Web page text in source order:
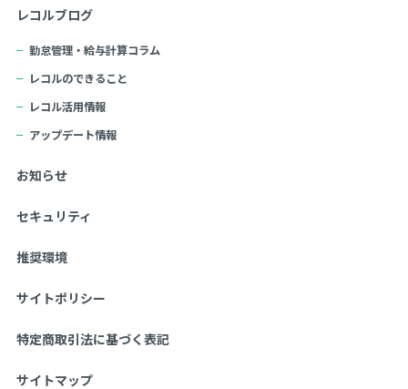
レコルブログ
勤怠管理・給与計算コラム
レコルのできること
レコル活用情報
アップデート情報
お知らせ
セキュリティ
推奨環境
サイトポリシー
特定商取引法に基づく表記
サイトマップ